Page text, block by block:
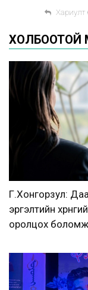
Хариулт
ХОЛБООТОЙ
Г.Хонгорзул:
эргэлтийн
оролцох